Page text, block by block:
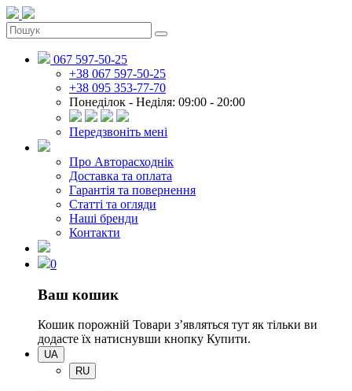
067 597-50-25
+38 067 597-50-25
+38 095 353-77-70
Понеділок - Неділя: 09:00 - 20:00
Передзвоніть мені
Про Авторасходнік
Доставка та оплата
Гарантія та повернення
Статті та огляди
Наші бренди
Контакти
0
Ваш кошик
Кошик порожній Товари зʼявляться тут як тільки ви
додасте їх натиснувши кнопку Купити.
UA
RU